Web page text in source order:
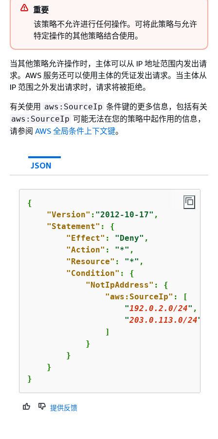
重要
该策略不允许进行任何操作。可将此策略与允许
特定操作的其他策略结合使用。
当其他策略允许操作时，主体可以从 IP 地址范围内发出请
求。AWS 服务还可以使用主体的凭证发出请求。当主体从
IP 范围之外发出请求时，请求将被拒绝。
有关使用 aws:SourceIp 条件键的更多信息，包括有关
aws:SourceIp 可能无法在您的策略中起作用的信息，
请参阅 AWS 全局条件上下文键。
JSON
{
"Version" : "2012-10-17" ,
"Statement" : {
"Effect" : "Deny" ,
"Action" : "*" ,
"Resource" : "*" ,
"Condition" : {
"NotIpAddress" : {
"aws:SourceIp" : [
"192.0.2.0/24" ,
"203.0.113.0/24"
                ]
            }
        }
    }
}
提供反馈